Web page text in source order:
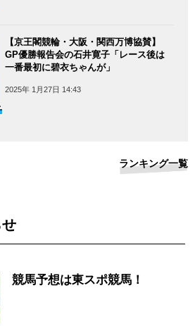
【京王閣競輪・大阪・関西万博協賛】
GP優勝報告会の石井寛子「レース後は
一番最初に碧衣ちゃんが」
2025年 1月27日 14:43
ランキング一覧
競馬予想は東スポ競馬！